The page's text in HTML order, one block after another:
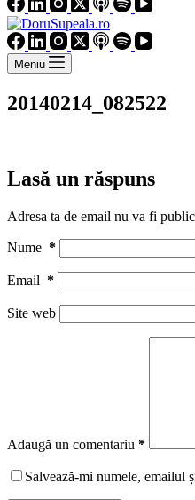
Meniu
20140214_082522
Lasă un răspuns
Adresa ta de email nu va fi
Nume *
Email *
Site web
Adaugă un comentariu *
Salvează-mi numele, emailul